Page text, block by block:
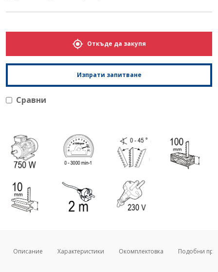
Откъде да закупя
Изпрати запитване
Сравни
Описание Характеристики Окомплектовка Подобни